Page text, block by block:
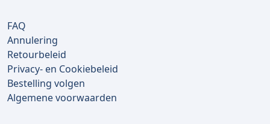
FAQ
Annulering
Retourbeleid
Privacy- en Cookiebeleid
Bestelling volgen
Algemene voorwaarden